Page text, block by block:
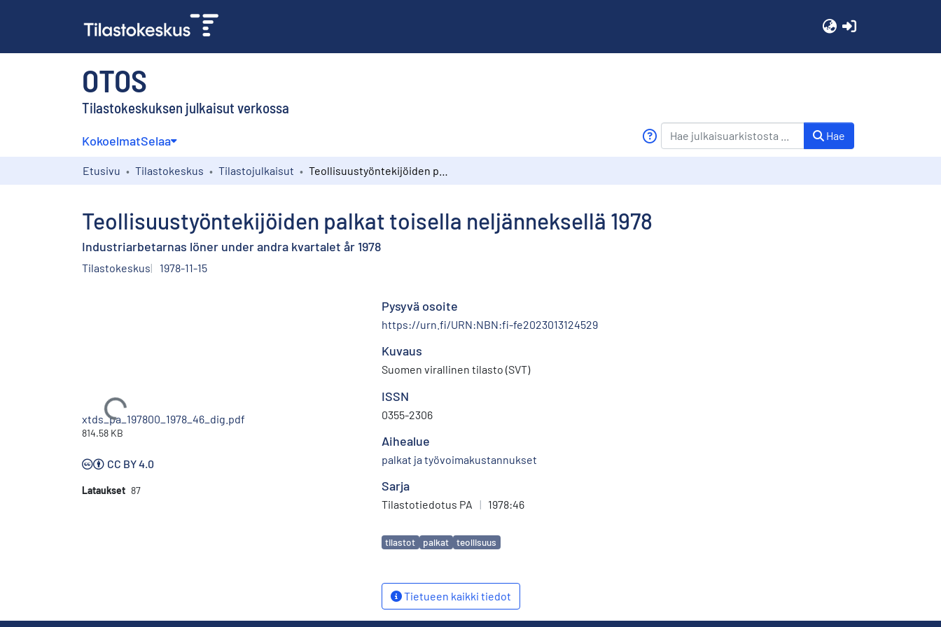
OTOS
Tilastokeskuksen julkaisut verkossa
KokoelmatSelaa Hae
Etusivu Tilastokeskus Tilastojulkaisut
Teollisuustyöntekijöiden palkat toisella neljänneksellä 1978
Industriarbetarnas löner under andra kvartalet år 1978
Tilastokeskus 1978-11-15
Ladataan...
xtds_pa_197800_1978_46_dig.pdf
814.58 KB
CC BY 4.0
Lataukset 87
Pysyvä osoite
https://urn.fi/URN:NBN:fi-fe2023013124529
Kuvaus
Suomen virallinen tilasto (SVT)
ISSN
0355-2306
Aihealue
palkat ja työvoimakustannukset
Sarja
Tilastotiedotus PA | 1978:46
Avainsanat
tilastot palkat teollisuus
Tietueen kaikki tiedot